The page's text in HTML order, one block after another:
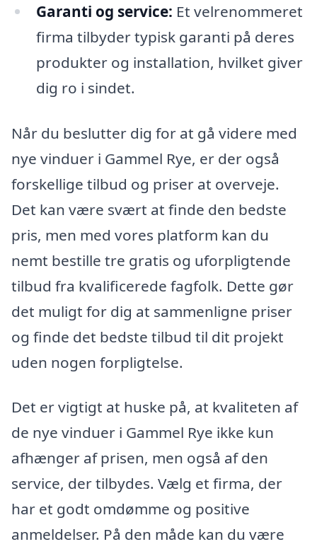
Garanti og service: Et velrenommeret
firma tilbyder typisk garanti på deres
produkter og installation, hvilket giver
dig ro i sindet.
Når du beslutter dig for at gå videre med
nye vinduer i Gammel Rye, er der også
forskellige tilbud og priser at overveje.
Det kan være svært at finde den bedste
pris, men med vores platform kan du
nemt bestille tre gratis og uforpligtende
tilbud fra kvalificerede fagfolk. Dette gør
det muligt for dig at sammenligne priser
og finde det bedste tilbud til dit projekt
uden nogen forpligtelse.
Det er vigtigt at huske på, at kvaliteten af
de nye vinduer i Gammel Rye ikke kun
afhænger af prisen, men også af den
service, der tilbydes. Vælg et firma, der
har et godt omdømme og positive
anmeldelser. På den måde kan du være